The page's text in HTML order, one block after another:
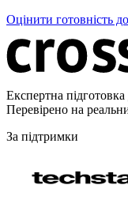
Оцінити готовність
Експертна
Перевірено на
За підтримки